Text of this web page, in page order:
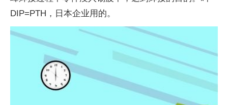
DIP=PTH，日本企业用的。